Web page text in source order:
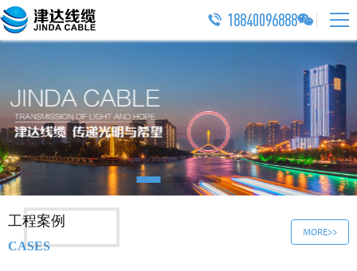

 18840096888
工程案例
CASES
MORE>>